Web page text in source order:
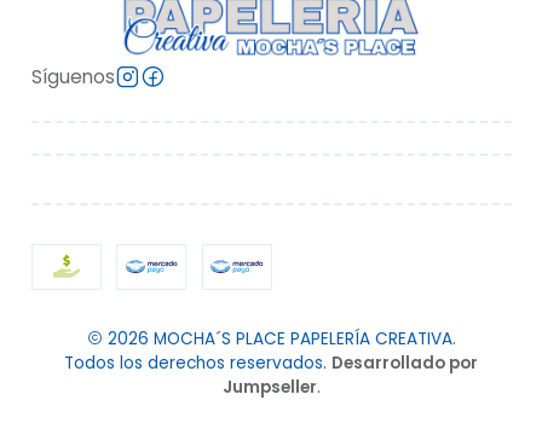
Síguenos
2026 MOCHA´S PLACE PAPELERÍA CREATIVA.
Todos los derechos reservados. Desarrollado por
Jumpseller.